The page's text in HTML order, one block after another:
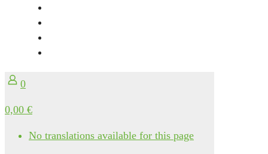
0
0,00 €
No translations available for this page